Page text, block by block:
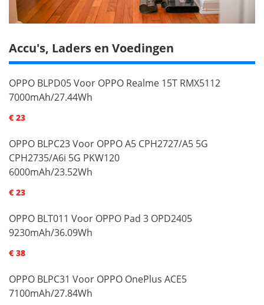
Accu's, Laders en Voedingen
OPPO BLPD05 Voor OPPO Realme 15T RMX5112
7000mAh/27.44Wh
€ 23
OPPO BLPC23 Voor OPPO A5 CPH2727/A5 5G
CPH2735/A6i 5G PKW120
6000mAh/23.52Wh
€ 23
OPPO BLT011 Voor OPPO Pad 3 OPD2405
9230mAh/36.09Wh
€ 38
OPPO BLPC31 Voor OPPO OnePlus ACE5
7100mAh/27.84Wh